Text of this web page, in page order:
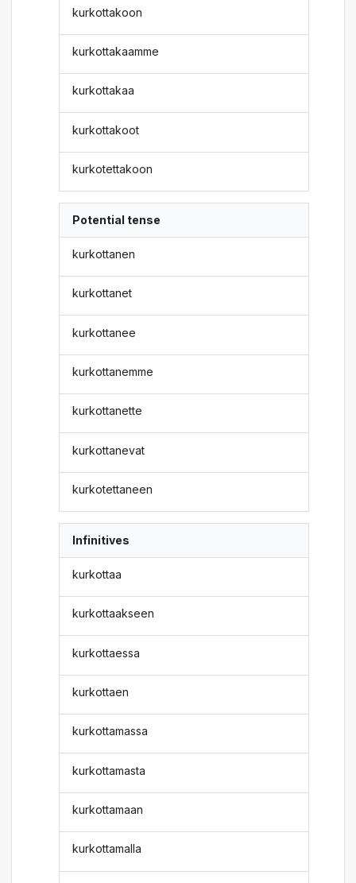
kurkottakoon
kurkottakaamme
kurkottakaa
kurkottakoot
kurkotettakoon
Potential tense
kurkottanen
kurkottanet
kurkottanee
kurkottanemme
kurkottanette
kurkottanevat
kurkotettaneen
Infinitives
kurkottaa
kurkottaakseen
kurkottaessa
kurkottaen
kurkottamassa
kurkottamasta
kurkottamaan
kurkottamalla